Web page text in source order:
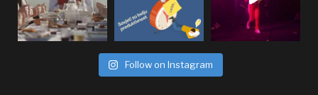
Follow on Instagram